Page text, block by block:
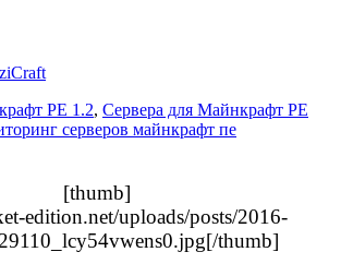
PE 1.2, Сервера для Майнкрафт PE
серверов майнкрафт пе
[thumb]
edition.net/uploads/posts/2016-
thumb]